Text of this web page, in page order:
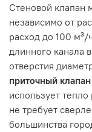
Стеновой клапан
независимо от
расход до 100 м³/
длинного канала
отверстия
приточный клапан
использует
не требует
большинства